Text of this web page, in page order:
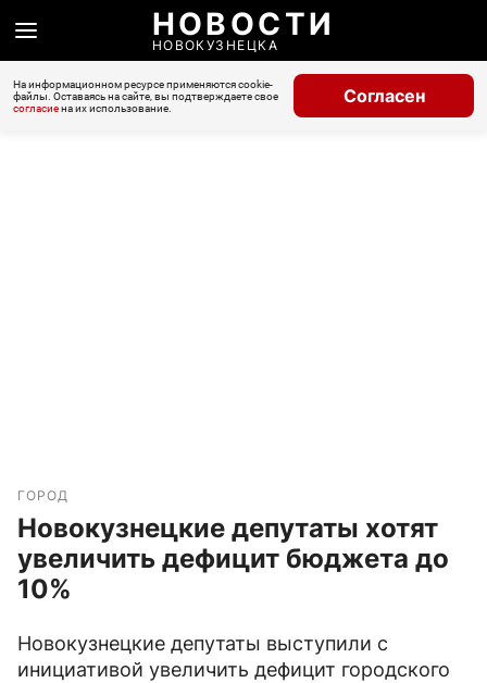
НОВОСТИ
НОВОКУЗНЕЦКА
На информационном ресурсе применяются cookie-
файлы. Оставаясь на сайте, вы подтверждаете свое
согласиена их использование.
Согласен
ГОРОД
Новокузнецкие депутаты хотят
увеличить дефицит бюджета до
10%
Новокузнецкие депутаты выступили с
инициативой увеличить дефицит городского